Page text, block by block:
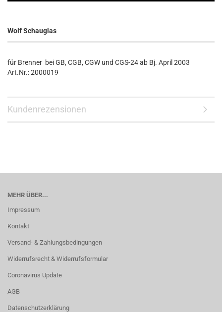
Wolf Schauglas
für Brenner bei GB, CGB, CGW und CGS-24 ab Bj. April 2003
Art.Nr.: 2000019
Kundenrezensionen
MEHR ÜBER...
Impressum
Kontakt
Versand- & Zahlungsbedingungen
Widerrufsrecht & Widerrufsformular
Coronavirus Update
AGB
Datenschutzerklärung